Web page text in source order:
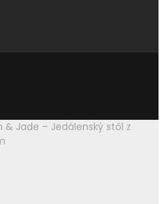
& Jade – Jedálenský stôl z